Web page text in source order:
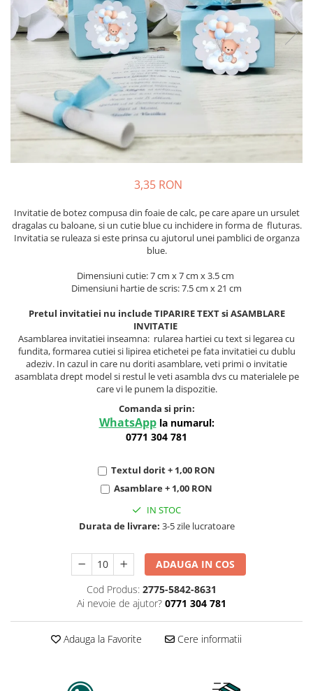
Meniuri & nr de BOTEZ
Plicuri si cartoane pentru INVITATII
TAVA pentru MOT
Cruciulite de BOTEZ
Invitatii BANCHET
Baloane & decoratiuni BOTEZ
Trusouri & Lumanari Botez
Pahare Miri & Nasi
Cocarde nunta
Inmormatare/pomana
Meniuri pentru NUNTA
Decoratiuni NUNTA
3,35 RON
Invitatie de botez compusa din foaie de calc, pe care apare un ursulet
dragalas cu baloane, si un cutie blue cu inchidere in forma de fluturas.
Invitatia se ruleaza si este prinsa cu ajutorul unei pamblici de organza
blue.
Dimensiuni cutie: 7 cm x 7 cm x 3.5 cm
Dimensiuni hartie de scris: 7.5 cm x 21 cm
Pretul invitatiei nu include TIPARIRE TEXT si ASAMBLARE
INVITATIE
Asamblarea invitatiei inseamna: rularea hartiei cu text si legarea cu
fundita, formarea cutiei si lipirea etichetei pe fata invitatiei cu dublu
adeziv. In cazul in care nu doriti asamblare, veti primi o invitatie
asamblata drept model si restul le veti asambla dvs cu materialele pe
care vi le punem la dispozitie.
Comanda si prin:
WhatsApp la numarul:
0771 304 781
Textul dorit + 1,00 RON
Asamblare + 1,00 RON
IN STOC
Durata de livrare: 3-5 zile lucratoare
ADAUGA IN COS
Cod Produs: 2775-5842-8631
Ai nevoie de ajutor? 0771 304 781
Adauga la Favorite Cere informatii